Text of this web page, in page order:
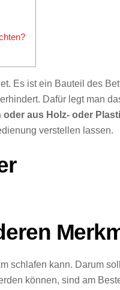
Es ist ein Bauteil des
Dafür legt man
aus Holz- oder
verstellen lassen.
schlafen kann. Darum
können, sind am